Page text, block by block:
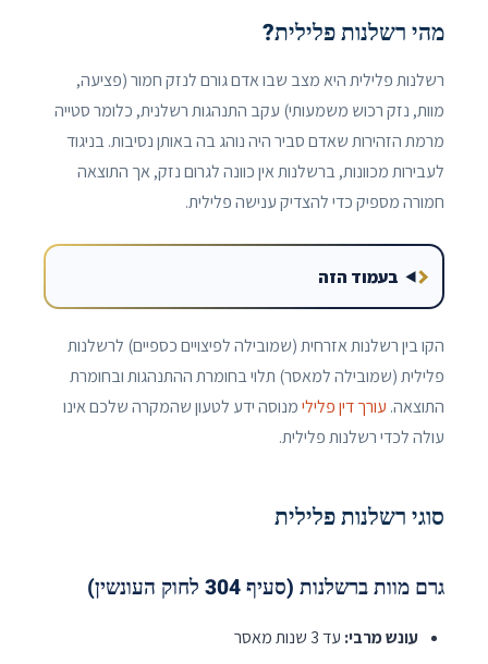
מהי רשלנות פלילית?
רשלנות פלילית היא מצב שבו אדם גורם לנזק חמור (פציעה,
מוות, נזק רכוש משמעותי) עקב התנהגות רשלנית, כלומר סטייה
מרמת הזהירות שאדם סביר היה נוהג בה באותן נסיבות. בניגוד
לעבירות מכוונות, ברשלנות אין כוונה לגרום נזק, אך התוצאה
חמורה מספיק כדי להצדיק ענישה פלילית.
בעמוד הזה
הקו בין רשלנות אזרחית (שמובילה לפיצויים כספיים) לרשלנות
פלילית (שמובילה למאסר) תלוי בחומרת ההתנהגות ובחומרת
התוצאה. עורך דין פלילימנוסה ידע לטעון שהמקרה שלכם אינו
עולה לכדי רשלנות פלילית.
סוגי רשלנות פלילית
גרם מוות ברשלנות (סעיף 304 לחוק העונשין)
עונש מרבי: עד 3 שנות מאסר